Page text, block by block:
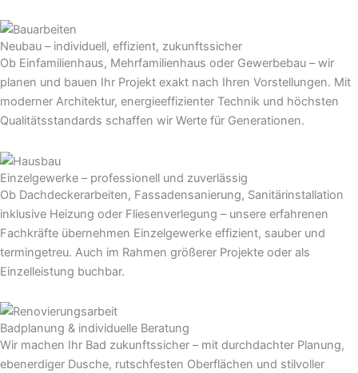
Neubau – individuell, effizient, zukunftssicher
Ob Einfamilienhaus, Mehrfamilienhaus oder Gewerbebau – wir
planen und bauen Ihr Projekt exakt nach Ihren Vorstellungen. Mit
moderner Architektur, energieeffizienter Technik und höchsten
Qualitätsstandards schaffen wir Werte für Generationen.
Einzelgewerke – professionell und zuverlässig
Ob Dachdeckerarbeiten, Fassadensanierung, Sanitärinstallation
inklusive Heizung oder Fliesenverlegung – unsere erfahrenen
Fachkräfte übernehmen Einzelgewerke effizient, sauber und
termingetreu. Auch im Rahmen größerer Projekte oder als
Einzelleistung buchbar.
Badplanung & individuelle Beratung
Wir machen Ihr Bad zukunftssicher – mit durchdachter Planung,
ebenerdiger Dusche, rutschfesten Oberflächen und stilvoller